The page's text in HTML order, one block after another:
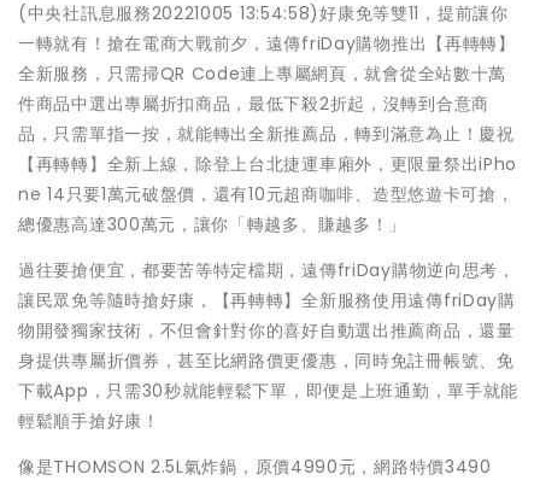
(中央社訊息服務20221005 13:54:58)好康免等雙11，提前讓你
一轉就有！搶在電商大戰前夕，遠傳friDay購物推出【再轉轉】
全新服務，只需掃QR Code連上專屬網頁，就會從全站數十萬
件商品中選出專屬折扣商品，最低下殺2折起，沒轉到合意商
品，只需單指一按，就能轉出全新推薦品，轉到滿意為止！慶祝
【再轉轉】全新上線，除登上台北捷運車廂外，更限量祭出iPho
ne 14只要1萬元破盤價，還有10元超商咖啡、造型悠遊卡可搶，
總優惠高達300萬元，讓你「轉越多、賺越多！」
過往要搶便宜，都要苦等特定檔期，遠傳friDay購物逆向思考，
讓民眾免等隨時搶好康，【再轉轉】全新服務使用遠傳friDay購
物開發獨家技術，不但會針對你的喜好自動選出推薦商品，還量
身提供專屬折價券，甚至比網路價更優惠，同時免註冊帳號、免
下載App，只需30秒就能輕鬆下單，即便是上班通勤，單手就能
輕鬆順手搶好康！
像是THOMSON 2.5L氣炸鍋，原價4990元，網路特價3490